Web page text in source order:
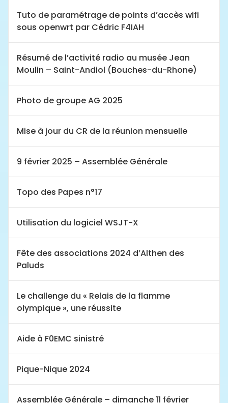
Tuto de paramétrage de points d’accès wifi
sous openwrt par Cédric F4IAH
Résumé de l’activité radio au musée Jean
Moulin – Saint-Andiol (Bouches-du-Rhone)
Photo de groupe AG 2025
Mise à jour du CR de la réunion mensuelle
9 février 2025 – Assemblée Générale
Topo des Papes n°17
Utilisation du logiciel WSJT-X
Fête des associations 2024 d’Althen des
Paluds
Le challenge du « Relais de la flamme
olympique », une réussite
Aide à F0EMC sinistré
Pique-Nique 2024
Assemblée Générale – dimanche 11 février